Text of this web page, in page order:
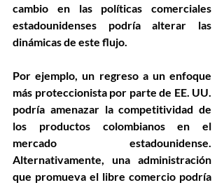
cambio en las políticas comerciales
estadounidenses podría alterar las
dinámicas de este flujo.
Por ejemplo, un regreso a un enfoque
más proteccionista por parte de EE. UU.
podría amenazar la competitividad de
los productos colombianos en el
mercado estadounidense.
Alternativamente, una administración
que promueva el libre comercio podría